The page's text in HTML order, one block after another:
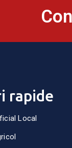
rapide
Local